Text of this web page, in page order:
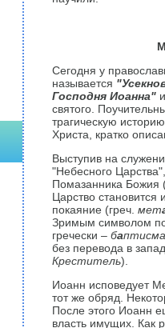
Сегодня у
называется
Господня Иоанна"и
святого.
трагическую
Христа, кратко
Выступив на
"Небесного
Помазанника Божия
Царство
покаяние (греч. мет
Зримым символом
гречески – баптисма
без перевода в
Креститель).
Иоанн исповедует
тот же обряд.
После этого Иоанн
власть имущих. Как